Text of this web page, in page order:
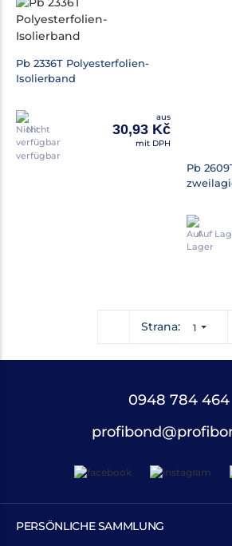
Pb 2336T Polyesterfolien-
Isolierband
Nicht
verfügbar
aus
30,93 Kč
mit DPH
Pb
Auf
Strana: 1
0948 784 464
PERSÖNLICHE SAMMLUNG